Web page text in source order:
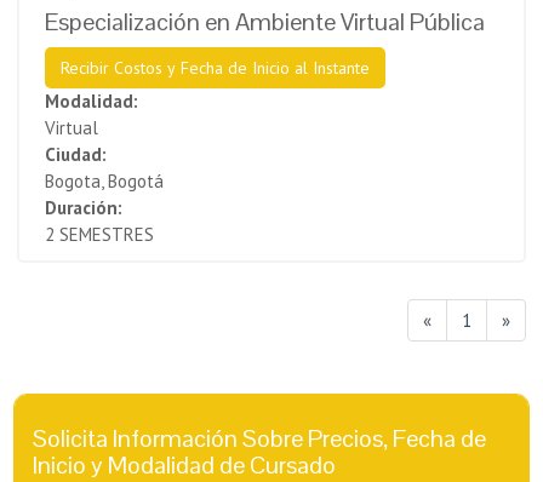
Especialización en Ambiente Virtual Pública
Recibir Costos y Fecha de Inicio al Instante
Modalidad:
Virtual
Ciudad:
Bogota, Bogotá
Duración:
2 SEMESTRES
« 1 »
Solicita Información Sobre Precios, Fecha de
Inicio y Modalidad de Cursado